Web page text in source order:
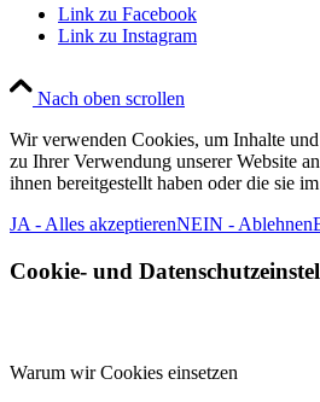
Link zu Facebook
Link zu Instagram
Nach oben scrollen
Wir verwenden Cookies, um Inhalte
zu Ihrer Verwendung unserer Website
ihnen bereitgestellt haben oder die sie
JA - Alles akzeptierenNEIN - Ablehnen
Cookie- und
Warum wir Cookies einsetzen